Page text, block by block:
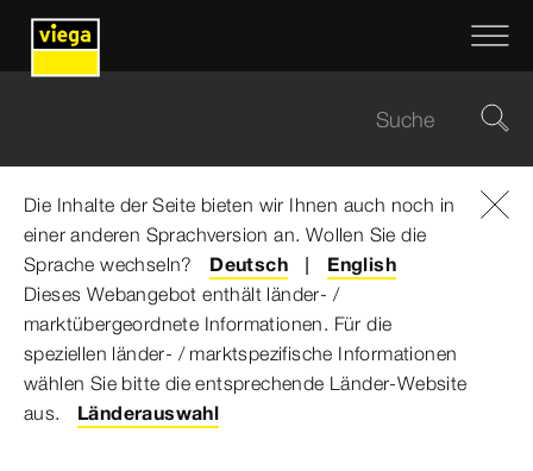
Die Inhalte der Seite bieten wir Ihnen auch noch in
einer anderen Sprachversion an. Wollen Sie die
Sprache wechseln?
Deutsch
English
Dieses Webangebot enthält länder- /
marktübergeordnete Informationen. Für die
speziellen länder- / marktspezifische Informationen
wählen Sie bitte die entsprechende Länder-Website
aus.
Länderauswahl
Viega Gruppe ... Rhön Park Hotel
Rhön Park Hotel